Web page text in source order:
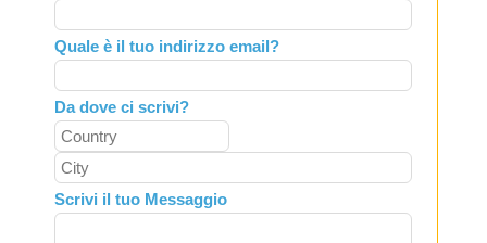
Quale è il tuo indirizzo email?
Da dove ci scrivi?
Scrivi il tuo Messaggio